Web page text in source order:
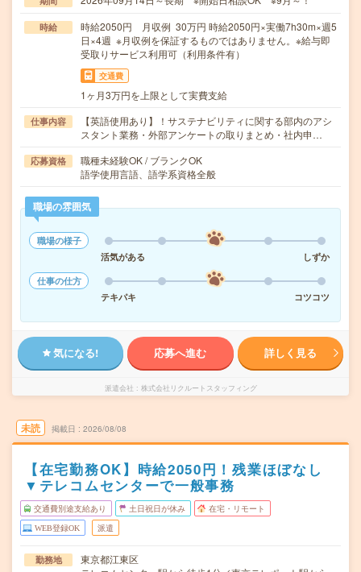
時給
時給2050円 月収例 30万円 時給2050円×実働7h30m×週5
日×4週 ※月収例を保証するものではありません。※給与即
受取りサービス利用可（利用条件有）
交通費
1ヶ月3万円を上限として実費支給
仕事内容
【英語使用あり】！サステナビリティに関する部内のアシ
スタント業務・外部アンケートの取りまとめ・社内申…
応募資格
職種未経験OK / ブランクOK
語学使用言語、語学系資格全般
職場の雰囲気
職場の様子
活気がある
しずか
仕事の仕方
テキパキ
コツコツ
気になる! 応募へ進む 詳しく見る
派遣会社 株式会社リクルートスタッフィング
未読 掲載日 2026/08/08
【在宅勤務OK】時給2050円！残業ほぼなし
▼テレコムセンターで一般事務
交通費別途支給あり 土日祝日が休み 在宅・リモート
WEB登録OK 派遣
勤務地
東京都江東区